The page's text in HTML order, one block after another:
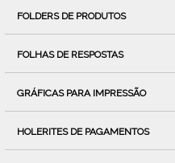
FOLDERS DE PRODUTOS
FOLHAS DE RESPOSTAS
GRÁFICAS PARA IMPRESSÃO
HOLERITES DE PAGAMENTOS